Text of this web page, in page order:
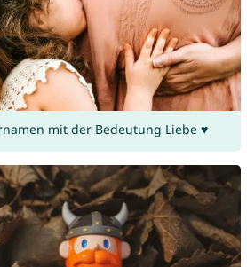
mit der Bedeutung Liebe ♥